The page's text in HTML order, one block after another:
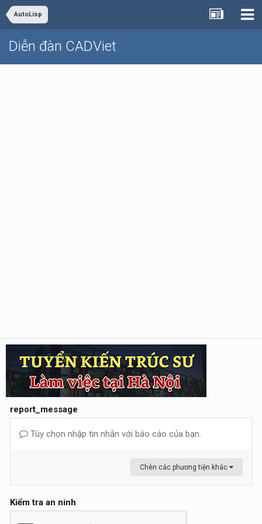
AutoLisp
Diễn đàn CADViet
report_message
Tùy chọn nhập tin nhắn với báo cáo của bạn.
Chèn các phương tiện khác
Kiểm tra an ninh